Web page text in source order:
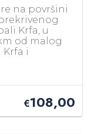
na površini
Krfa, u
od malog
Krfa i
€108,00